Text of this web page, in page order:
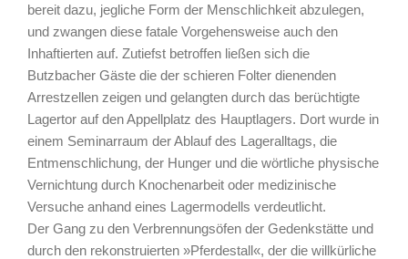
bereit dazu, jegliche Form der Menschlichkeit abzulegen,
und zwangen diese fatale Vorgehensweise auch den
Inhaftierten auf. Zutiefst betroffen ließen sich die
Butzbacher Gäste die der schieren Folter dienenden
Arrestzellen zeigen und gelangten durch das berüchtigte
Lagertor auf den Appellplatz des Hauptlagers. Dort wurde in
einem Seminarraum der Ablauf des Lageralltags, die
Entmenschlichung, der Hunger und die wörtliche physische
Vernichtung durch Knochenarbeit oder medizinische
Versuche anhand eines Lagermodells verdeutlicht.
Der Gang zu den Verbrennungsöfen der Gedenkstätte und
durch den rekonstruierten »Pferdestall«, der die willkürliche